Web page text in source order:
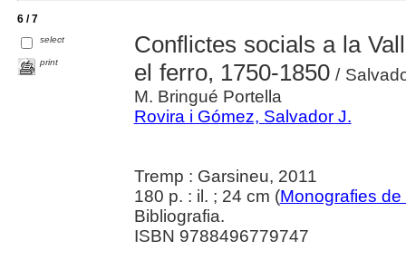
6 / 7
select
print
Conflictes socials a la
el ferro, 1750-1850 /
M. Bringué Portella
Rovira i Gómez, Salvador J.
Tremp : Garsineu, 2011
180 p. : il. ; 24 cm (Monografies
Bibliografia.
ISBN 9788496779747